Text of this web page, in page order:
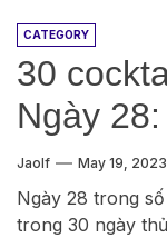
CATEGORY
30
Ngày
Jaolf May 19, 2023
Ngày 28 trong
trong 30 ngày